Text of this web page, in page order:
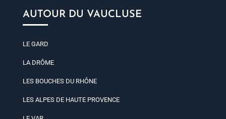
AUTOUR DU VAUCLUSE
LE GARD
LA DRÔME
LES BOUCHES DU RHÔNE
LES ALPES DE HAUTE PROVENCE